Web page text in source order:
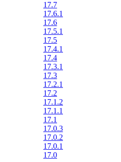
17.7
17.6.1
17.6
17.5.1
17.5
17.4.1
17.4
17.3.1
17.3
17.2.1
17.2
17.1.2
17.1.1
17.1
17.0.3
17.0.2
17.0.1
17.0